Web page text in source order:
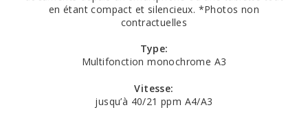
en étant compact et silencieux. *Photos non
contractuelles
Type:
Multifonction monochrome A3
Vitesse:
jusqu’à 40/21 ppm A4/A3